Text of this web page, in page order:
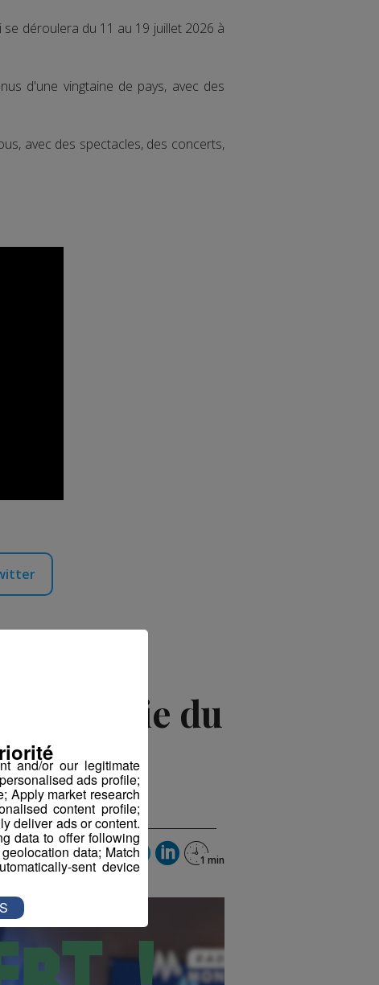
déroulera du 11 au 19 juillet 2026 à
d'une vingtaine de pays, avec des
avec des spectacles, des concerts,
du
and/or our legitimate
ads profile;
Apply market research
content profile;
deliver ads or content.
data to offer following
data; Match
sent device